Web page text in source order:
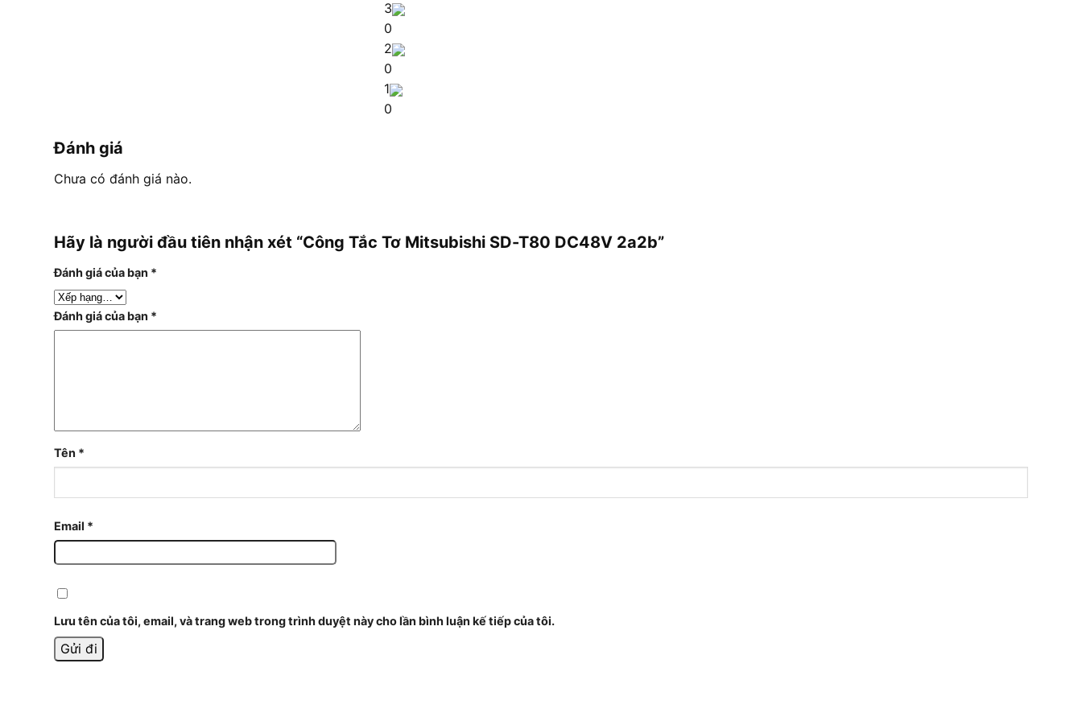
3
0
2
0
1
0
Đánh giá
Chưa có đánh giá nào.
Hãy là người đầu tiên nhận xét “Công Tắc Tơ Mitsubishi SD-T80 DC48V 2a2b”
Đánh giá của bạn *
Đánh giá của bạn *
Tên *
Email *
Lưu tên của tôi, email, và trang web trong trình duyệt này cho lần bình luận kế tiếp của tôi.